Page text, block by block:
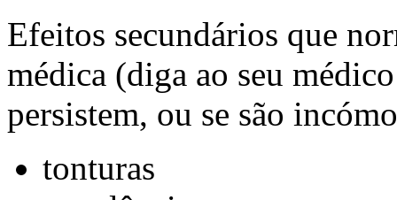
Efeitos secundários que
médica (diga ao seu
persistem, ou se são
tonturas